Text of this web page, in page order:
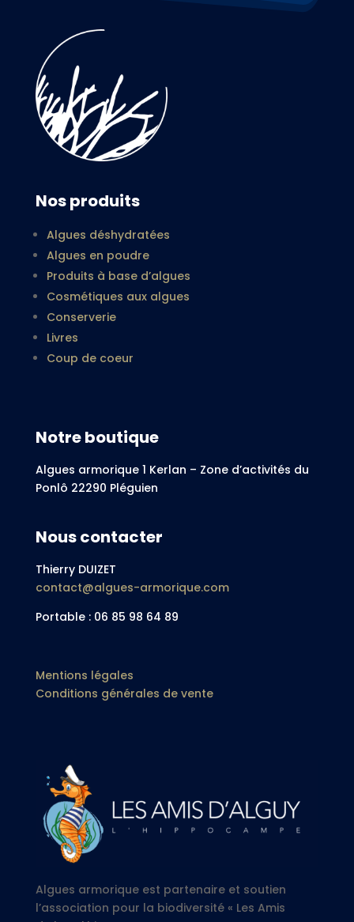
Nos produits
Algues déshydratées
Algues en poudre
Produits à base d’algues
Cosmétiques aux algues
Conserverie
Livres
Coup de coeur
Notre boutique
Algues armorique 1 Kerlan – Zone d’activités du
Ponlô 22290 Pléguien
Nous contacter
Thierry DUIZET
contact@algues-armorique.com
Portable : 06 85 98 64 89
Mentions légales
Conditions générales de vente
Algues armorique est partenaire et soutien
l’association pour la biodiversité « Les Amis